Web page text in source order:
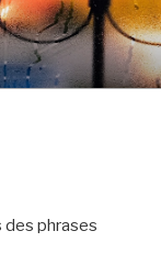
phrases